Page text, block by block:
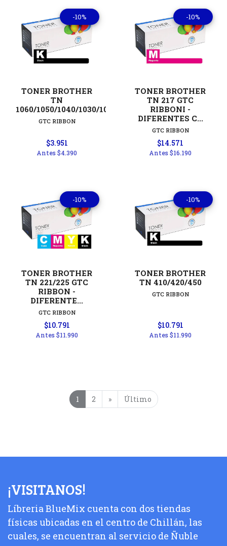
-10%
TONER BROTHER
TN
1060/1050/1040/1030/1020
GTC RIBBON
$3.951
Antes$4.390
-10%
TONER BROTHER
TN 217 GTC
RIBBONI -
DIFERENTES C...
GTC RIBBON
$14.571
Antes$16.190
-10%
TONER BROTHER
TN 221/225 GTC
RIBBON -
DIFERENTE...
GTC RIBBON
$10.791
Antes$11.990
-10%
TONER BROTHER
TN 410/420/450
GTC RIBBON
$10.791
Antes$11.990
1 2 » Último
¡VISITANOS!
Líbreria BlueMix cuenta con dos tiendas
físicas ubicadas en el centro de Chillán, las
cuales, se encuentran al servicio de Ñuble